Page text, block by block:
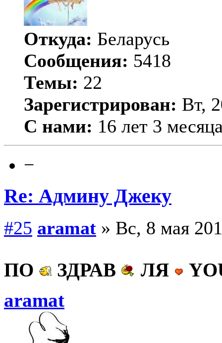
Откуда: Беларусь
Сообщения: 5418
Темы: 22
Зарегистрирован: Вт,
С нами: 16 лет 3
−
Re: Админу Джеку
#25 aramat » Вс, 8 мая
ПО ЗДРАВ ЛЯ
aramat